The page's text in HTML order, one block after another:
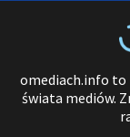
omediach.info
świata mediów.